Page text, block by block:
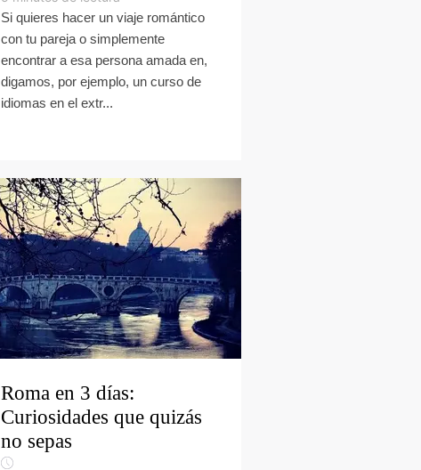
Si quieres hacer un viaje romántico
con tu pareja o simplemente
encontrar a esa persona amada en,
digamos, por ejemplo, un curso de
idiomas en el extr...
Roma en 3 días:
Curiosidades que quizás
no sepas